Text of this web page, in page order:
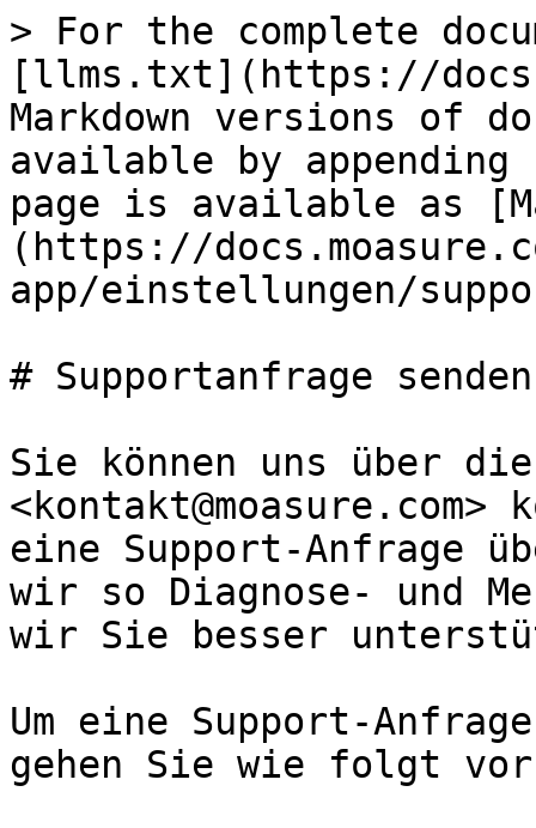
> For the complete
[llms.txt](https://
Markdown versions of
available by
page is available as
(https://
app/einstellungen/
# Supportanfrage senden
Sie können uns über
eine Support-Anfrage
wir so Diagnose- und
wir Sie besser
Um eine Support-
gehen Sie wie folgt